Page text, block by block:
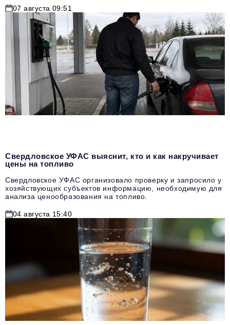
07 августа 09:51
Свердловское УФАС выяснит, кто и как накручивает
цены на топливо
Свердловское УФАС организовало проверку и запросило у
хозяйствующих субъектов информацию, необходимую для
анализа ценообразования на топливо.
04 августа 15:40